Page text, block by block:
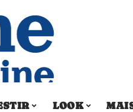
LOOK